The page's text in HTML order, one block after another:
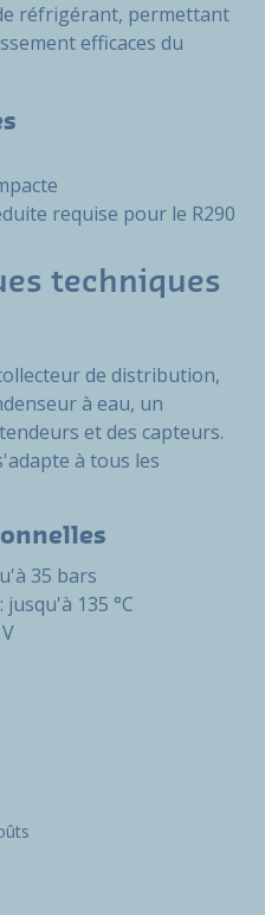
réfrigérant, permettant
efficaces du
requise pour le R290
techniques
de distribution,
à eau, un
et des capteurs.
à tous les
35 bars
135 °C